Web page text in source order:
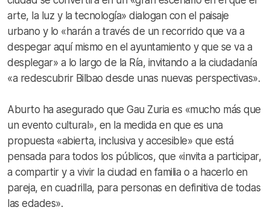
arte, la luz y la tecnología» dialogan con el paisaje
urbano y lo «harán a través de un recorrido que va a
despegar aquí mismo en el ayuntamiento y que se va a
desplegar» a lo largo de la Ría, invitando a la ciudadanía
«a redescubrir Bilbao desde unas nuevas perspectivas».
Aburto ha asegurado que Gau Zuria es «mucho más que
un evento cultural», en la medida en que es una
propuesta «abierta, inclusiva y accesible» que está
pensada para todos los públicos, que «invita a participar,
a compartir y a vivir la ciudad en familia o a hacerlo en
pareja, en cuadrilla, para personas en definitiva de todas
las edades».